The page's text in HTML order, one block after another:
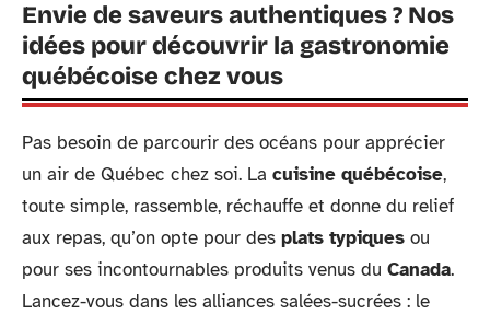
Envie de saveurs authentiques ? Nos
idées pour découvrir la gastronomie
québécoise chez vous
Pas besoin de parcourir des océans pour apprécier
un air de Québec chez soi. La cuisine québécoise,
toute simple, rassemble, réchauffe et donne du relief
aux repas, qu’on opte pour des plats typiques ou
pour ses incontournables produits venus du Canada.
Lancez-vous dans les alliances salées-sucrées : le